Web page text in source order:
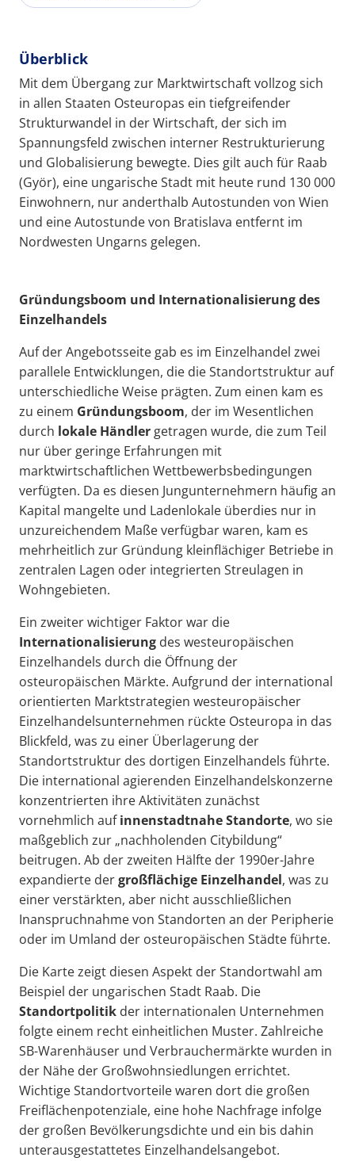
Überblick
Mit dem Übergang zur Marktwirtschaft vollzog sich
in allen Staaten Osteuropas ein tiefgreifender
Strukturwandel in der Wirtschaft, der sich im
Spannungsfeld zwischen interner Restrukturierung
und Globalisierung bewegte. Dies gilt auch für Raab
(Györ), eine ungarische Stadt mit heute rund 130 000
Einwohnern, nur anderthalb Autostunden von Wien
und eine Autostunde von Bratislava entfernt im
Nordwesten Ungarns gelegen.
Gründungsboom und Internationalisierung des
Einzelhandels
Auf der Angebotsseite gab es im Einzelhandel zwei
parallele Entwicklungen, die die Standortstruktur auf
unterschiedliche Weise prägten. Zum einen kam es
zu einem Gründungsboom, der im Wesentlichen
durch lokale Händler getragen wurde, die zum Teil
nur über geringe Erfahrungen mit
marktwirtschaftlichen Wettbewerbsbedingungen
verfügten. Da es diesen Jungunternehmern häufig an
Kapital mangelte und Ladenlokale überdies nur in
unzureichendem Maße verfügbar waren, kam es
mehrheitlich zur Gründung kleinflächiger Betriebe in
zentralen Lagen oder integrierten Streulagen in
Wohngebieten.
Ein zweiter wichtiger Faktor war die
Internationalisierung des westeuropäischen
Einzelhandels durch die Öffnung der
osteuropäischen Märkte. Aufgrund der international
orientierten Marktstrategien westeuropäischer
Einzelhandelsunternehmen rückte Osteuropa in das
Blickfeld, was zu einer Überlagerung der
Standortstruktur des dortigen Einzelhandels führte.
Die international agierenden Einzelhandelskonzerne
konzentrierten ihre Aktivitäten zunächst
vornehmlich aufinnenstadtnahe Standorte, wo sie
maßgeblich zur „nachholenden Citybildung“
beitrugen. Ab der zweiten Hälfte der 1990er-Jahre
expandierte dergroßflächige Einzelhandel, was zu
einer verstärkten, aber nicht ausschließlichen
Inanspruchnahme von Standorten an der Peripherie
oder im Umland der osteuropäischen Städte führte.
Die Karte zeigt diesen Aspekt der Standortwahl am
Beispiel der ungarischen Stadt Raab. Die
Standortpolitik der internationalen Unternehmen
folgte einem recht einheitlichen Muster. Zahlreiche
SB-Warenhäuser und Verbrauchermärkte wurden in
der Nähe der Großwohnsiedlungen errichtet.
Wichtige Standortvorteile waren dort die großen
Freiflächenpotenziale, eine hohe Nachfrage infolge
der großen Bevölkerungsdichte und ein bis dahin
unterausgestattetes Einzelhandelsangebot.